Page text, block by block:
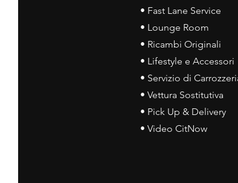
• Fast Lane Service
• Lounge Room
• Ricambi Originali
• Lifestyle e Accessori
• Servizio di
• Vettura Sostitutiva
• Pick Up & Delivery
• Video CitNow